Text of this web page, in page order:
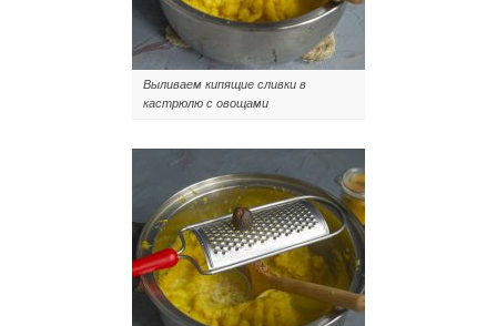
Выливаем кипящие сливки в
кастрюлю с овощами